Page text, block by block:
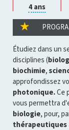
4 ansCliquer
pour
ouvrir
Étudiez dans un
disciplines (
biochimie,
approfondissez
photonique.Ce
vous permettra
biologie, pour,
thérapeutiques